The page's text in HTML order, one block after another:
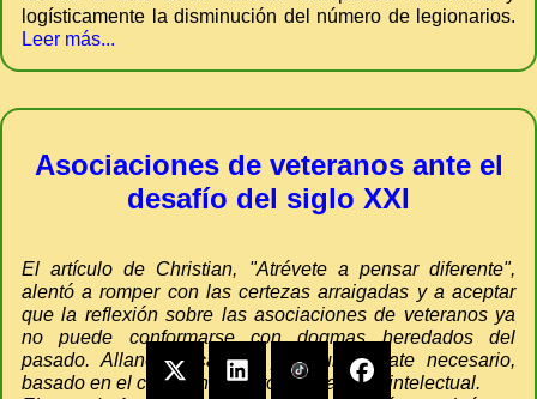
logísticamente la disminución del número de legionarios.
Leer más...
Asociaciones de veteranos ante el
desafío del siglo XXI
El artículo de Christian, "Atrévete a pensar diferente",
alentó a romper con las certezas arraigadas y a aceptar
que la reflexión sobre las asociaciones de veteranos ya
no puede conformarse con dogmas heredados del
pasado. Allanó el camino para un debate necesario,
basado en el cuestionamiento y la valentía intelectual.